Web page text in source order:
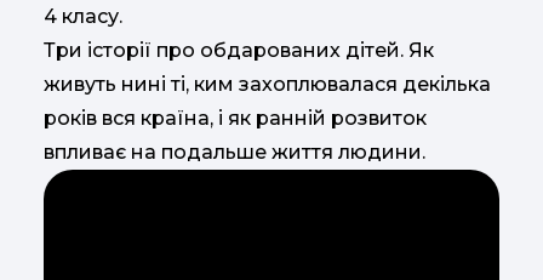
4 класу.
Три історії про обдарованих дітей. Як
живуть нині ті, ким захоплювалася декілька
років вся країна, і як ранній розвиток
впливає на подальше життя людини.